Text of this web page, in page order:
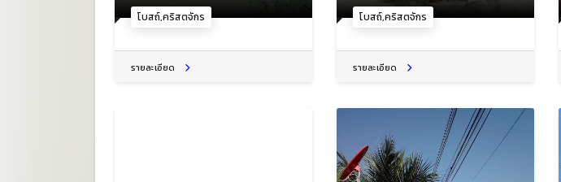
โบสถ์,คริสตจักร
รายละเอียด
โบสถ์,คริสตจักร
รายละเอียด